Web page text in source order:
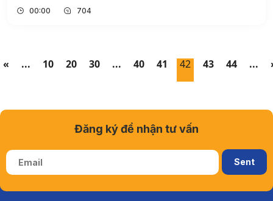
00:00 704
« ... 10 20 30 ... 40 41 42 43 44 ...
Đăng ký để nhận tư vấn